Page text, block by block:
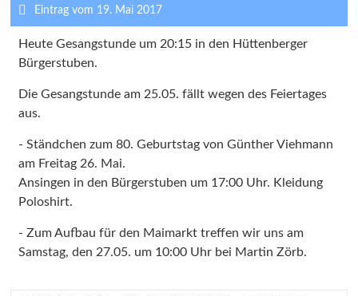
Eintrag vom 19. Mai 2017
Heute Gesangstunde um 20:15 in den Hüttenberger
Bürgerstuben.
Die Gesangstunde am 25.05. fällt wegen des Feiertages
aus.
- Ständchen zum 80. Geburtstag von Günther Viehmann
am Freitag 26. Mai.
Ansingen in den Bürgerstuben um 17:00 Uhr. Kleidung
Poloshirt.
- Zum Aufbau für den Maimarkt treffen wir uns am
Samstag, den 27.05. um 10:00 Uhr bei Martin Zörb.